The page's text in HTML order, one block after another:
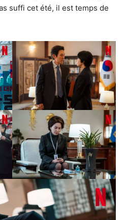
suffi cet été, il est temps de